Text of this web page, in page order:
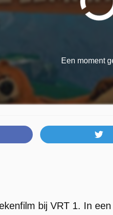
Een moment
bij VRT 1. In